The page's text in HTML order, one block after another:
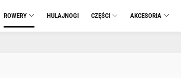
ROWERY HULAJNOGI CZĘŚCI AKCESORIA